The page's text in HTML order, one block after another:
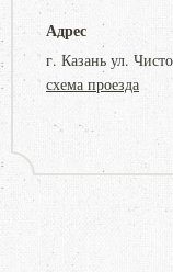
Адрес
г. Казань ул.
схема проезда